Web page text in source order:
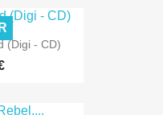
(Digi - CD)